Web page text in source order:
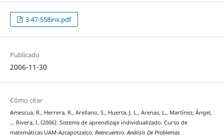
3-47-558inx.pdf
Publicado
2006-11-30
Cómo citar
Amescua, R., Herrera, R., Arellano, S., Huerta, J. L., Arenas, L., Martínez, Ángel,
… Rivera, I. (2006). Sistema de aprendizaje individualizado. Curso de
matemáticas UAM-Azcapotzalco. Reencuentro. Análisis De Problemas